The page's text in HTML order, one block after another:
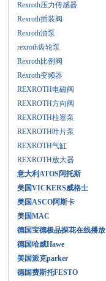
Rexroth压力传感器
Rexroth插装阀
Rexroth油泵
rexroth齿轮泵
Rexroth比例阀
Rexroth变频器
REXROTH电磁阀
REXROTH方向阀
REXROTH柱塞泵
REXROTH叶片泵
REXROTH气缸
REXROTH放大器
意大利ATOS阿托斯
美国VICKERS威格士
美国ASCO阿斯卡
美国MAC
德国宝德极品探花在线播放
德国哈威Hawe
美国派克parker
德国费斯托FESTO